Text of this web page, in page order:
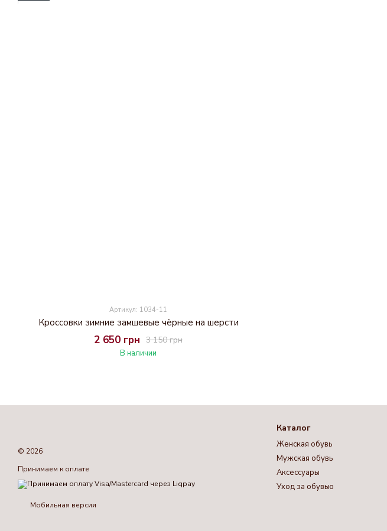
Артикул: 1034-11
Кроссовки зимние замшевые чёрные на шерсти
3 150 грн
2 650 грн
В наличии
© 2026
Принимаем к оплате
Мобильная версия
Каталог
Женская обувь
Мужская обувь
Аксессуары
Уход за обувью